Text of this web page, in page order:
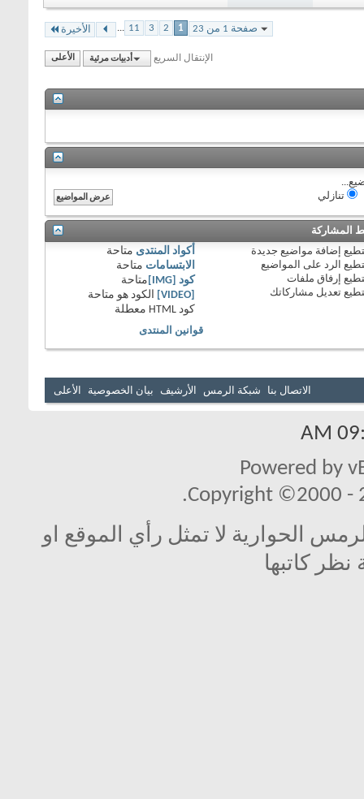
صفحة 1 من 23 1
2
3
11 الأخيرة
الإنتقال السريع أدبيات مرئية الأعلى
تنازلي
المشاركة
إضافة مواضيع جديدة
الرد على المواضيع
إرفاق ملفات
تعديل مشاركاتك
أكواد المنتدى متاحة
الابتسامات متاحة
كود [IMG]
متاحة
[VIDEO]
الكود هو متاحة
كود HTML
معطلة
قوانين المنتدى
الاتصال بنا شبكة الرمس الأرشيف بيان الخصوصية الأعلى
Powered by
Copyright ©2000 -
الحوارية لا تمثل رأي الموقع او
نظر كاتبها